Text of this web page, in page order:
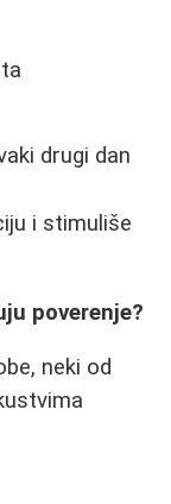
drugi dan
i stimuliše
poverenje?
neki od